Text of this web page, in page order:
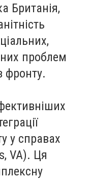
Британія,
проблем
фронту.
у справах
VA). Ця